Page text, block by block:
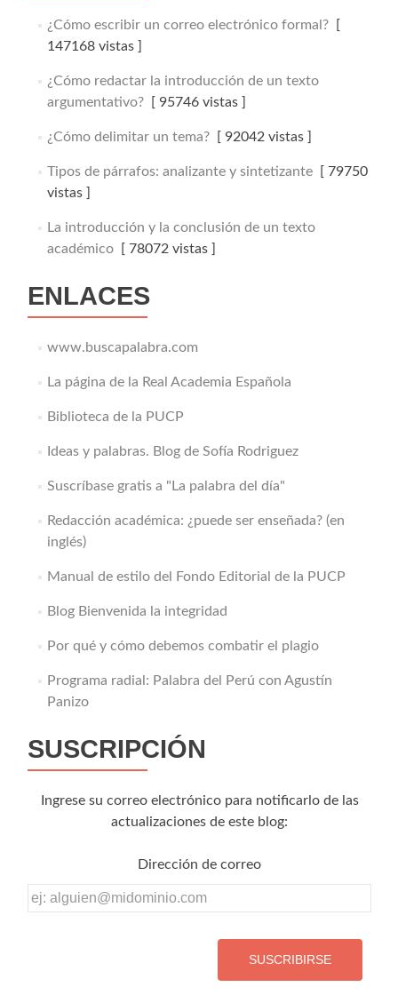
¿Cómo escribir un correo electrónico formal?[
147168 vistas ]
¿Cómo redactar la introducción de un texto
argumentativo?[ 95746 vistas ]
¿Cómo delimitar un tema?[ 92042 vistas ]
Tipos de párrafos: analizante y sintetizante[ 79750
vistas ]
La introducción y la conclusión de un texto
académico[ 78072 vistas ]
ENLACES
www.buscapalabra.com
La página de la Real Academia Española
Biblioteca de la PUCP
Ideas y palabras. Blog de Sofía Rodriguez
Suscríbase gratis a "La palabra del día"
Redacción académica: ¿puede ser enseñada? (en
inglés)
Manual de estilo del Fondo Editorial de la PUCP
Blog Bienvenida la integridad
Por qué y cómo debemos combatir el plagio
Programa radial: Palabra del Perú con Agustín
Panizo
SUSCRIPCIÓN
Ingrese su correo electrónico para notificarlo de las
actualizaciones de este blog:
Dirección de correo
Dirección
de
correo